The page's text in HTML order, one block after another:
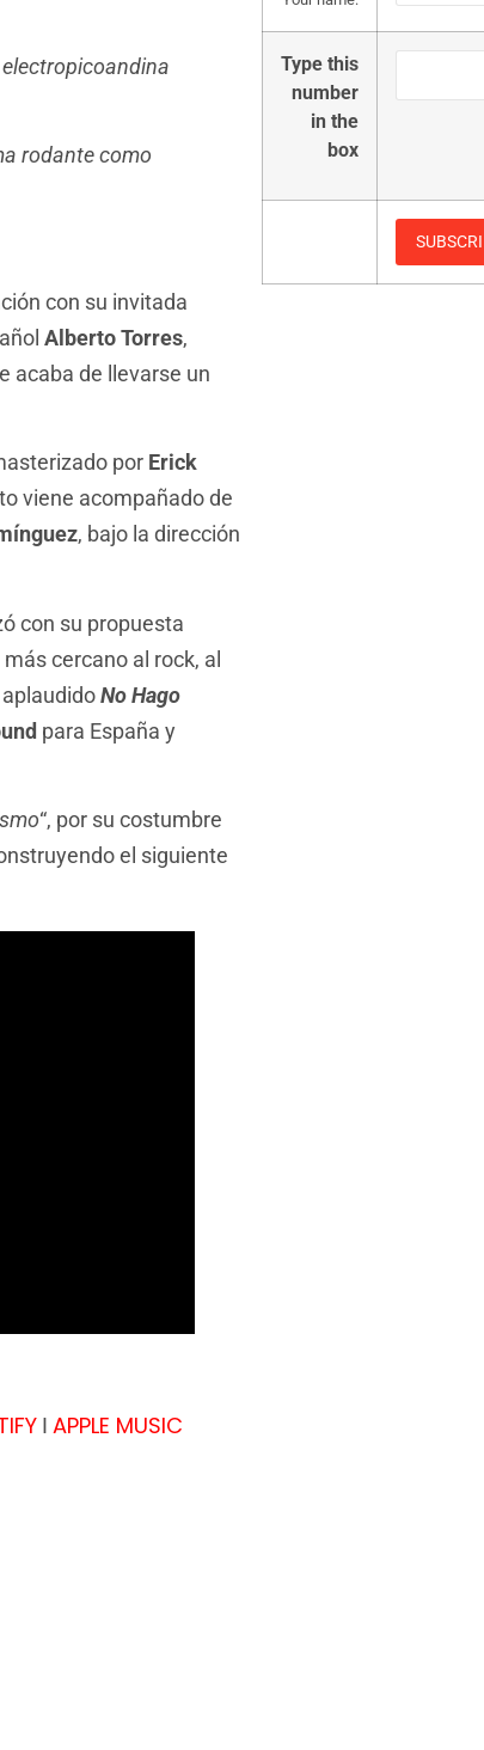
rodante como
con su invitada
Alberto Torres,
acaba de llevarse un
por Erick
viene acompañado de
, bajo la dirección
con su propuesta
cercano al rock, al
No Hago
para España y
“, por su costumbre
el siguiente
I APPLE MUSIC
Type this
number
in the
box